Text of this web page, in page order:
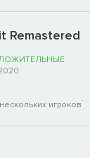
Remastered
игроков